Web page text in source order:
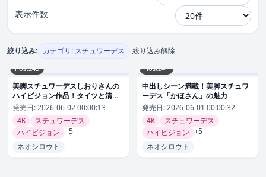
表示件数
絞り込み: カテゴリ: スチュワーデス 絞り込み解除
nost243
美脚スチュワーデスしおりさんの
ハイビジョン作品！タイツと清楚
さが光る
発売日:2026-06-02 00:00:13
4K
スチュワーデス
ハイビジョン +5
ネオシロウト
nost241
中出しシーン満載！美脚スチュワ
ーデス「かほさん」の魅力
発売日:2026-06-01 00:00:32
4K
スチュワーデス
ハイビジョン +5
ネオシロウト